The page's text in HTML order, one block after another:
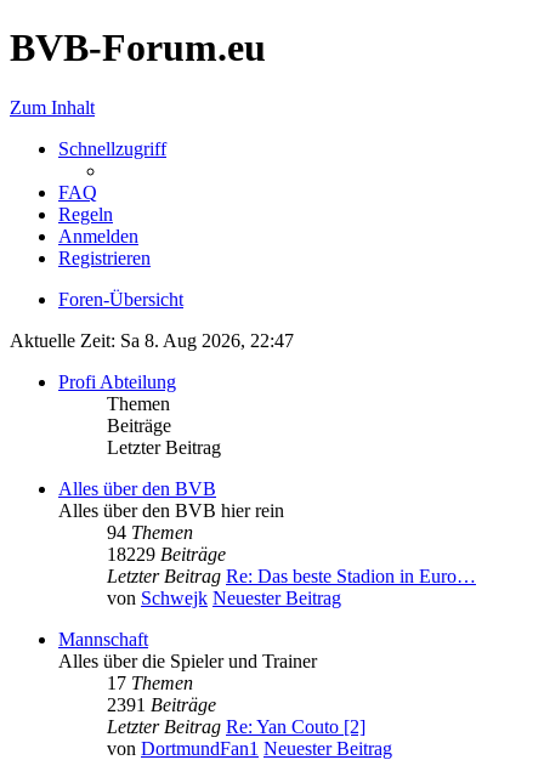
BVB-Forum.eu
Zum Inhalt
Schnellzugriff
FAQ
Regeln
Anmelden
Registrieren
Foren-Übersicht
Aktuelle Zeit: Sa 8. Aug 2026, 22:47
Profi Abteilung
Themen
Beiträge
Letzter Beitrag
Alles über den BVB
Alles über den BVB hier rein
94 Themen
18229 Beiträge
Letzter Beitrag Re: Das beste Stadion in Euro…
von Schwejk Neuester Beitrag
Mannschaft
Alles über die Spieler und Trainer
17 Themen
2391 Beiträge
Letzter Beitrag Re: Yan Couto [2]
von DortmundFan1 Neuester Beitrag